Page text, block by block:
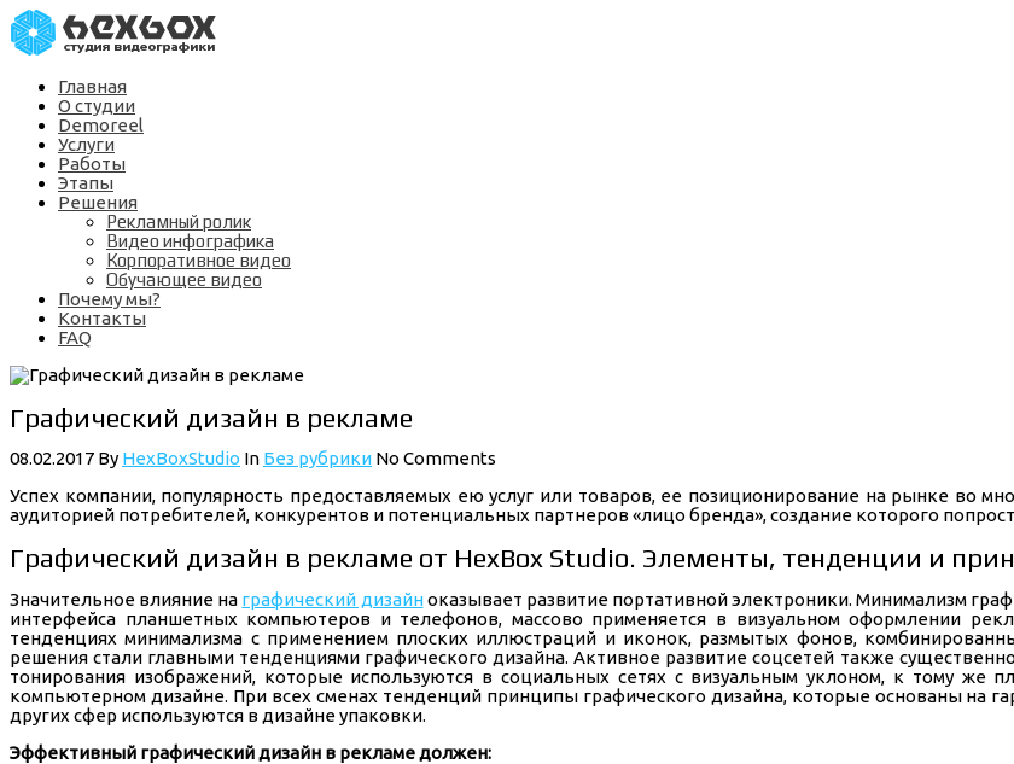
Главная
О студии
Demoreel
Услуги
Работы
Этапы
Решения
Рекламный ролик
Видео инфографика
Корпоративное видео
Обучающее видео
Почему мы?
Контакты
FAQ
Графический дизайн в рекламе
08.02.2017 By HexBoxStudio In Без рубрики No Comments
Успех компании, популярность предоставляемых ею услуг или товаров, ее позиционирование на рынке во
аудиторией потребителей, конкурентов и потенциальных партнеров «лицо бренда», создание которого
Графический дизайн в рекламе от HexBox Studio. Элементы, тенденции и
Значительное влияние на графический дизайноказывает развитие портативной электроники. Минимализм
интерфейса планшетных компьютеров и телефонов, массово применяется в визуальном оформлении
тенденциях минимализма с применением плоских иллюстраций и иконок, размытых фонов,
решения стали главными тенденциями графического дизайна. Активное развитие соцсетей также
тонирования изображений, которые используются в социальных сетях с визуальным уклоном, к тому же
компьютерном дизайне. При всех сменах тенденций принципы графического дизайна, которые основаны на
других сфер используются в дизайне упаковки.
Эффективный графический дизайн в рекламе должен: